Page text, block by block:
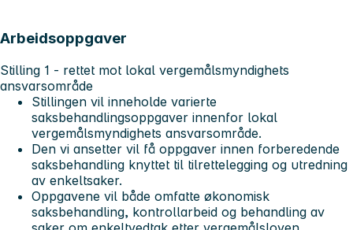
Arbeidsoppgaver
Stilling 1 - rettet mot lokal vergemålsmyndighets
ansvarsområde
Stillingen vil inneholde varierte
saksbehandlingsoppgaver innenfor lokal
vergemålsmyndighets ansvarsområde.
Den vi ansetter vil få oppgaver innen forberedende
saksbehandling knyttet til tilrettelegging og utredning
av enkeltsaker.
Oppgavene vil både omfatte økonomisk
saksbehandling, kontrollarbeid og behandling av